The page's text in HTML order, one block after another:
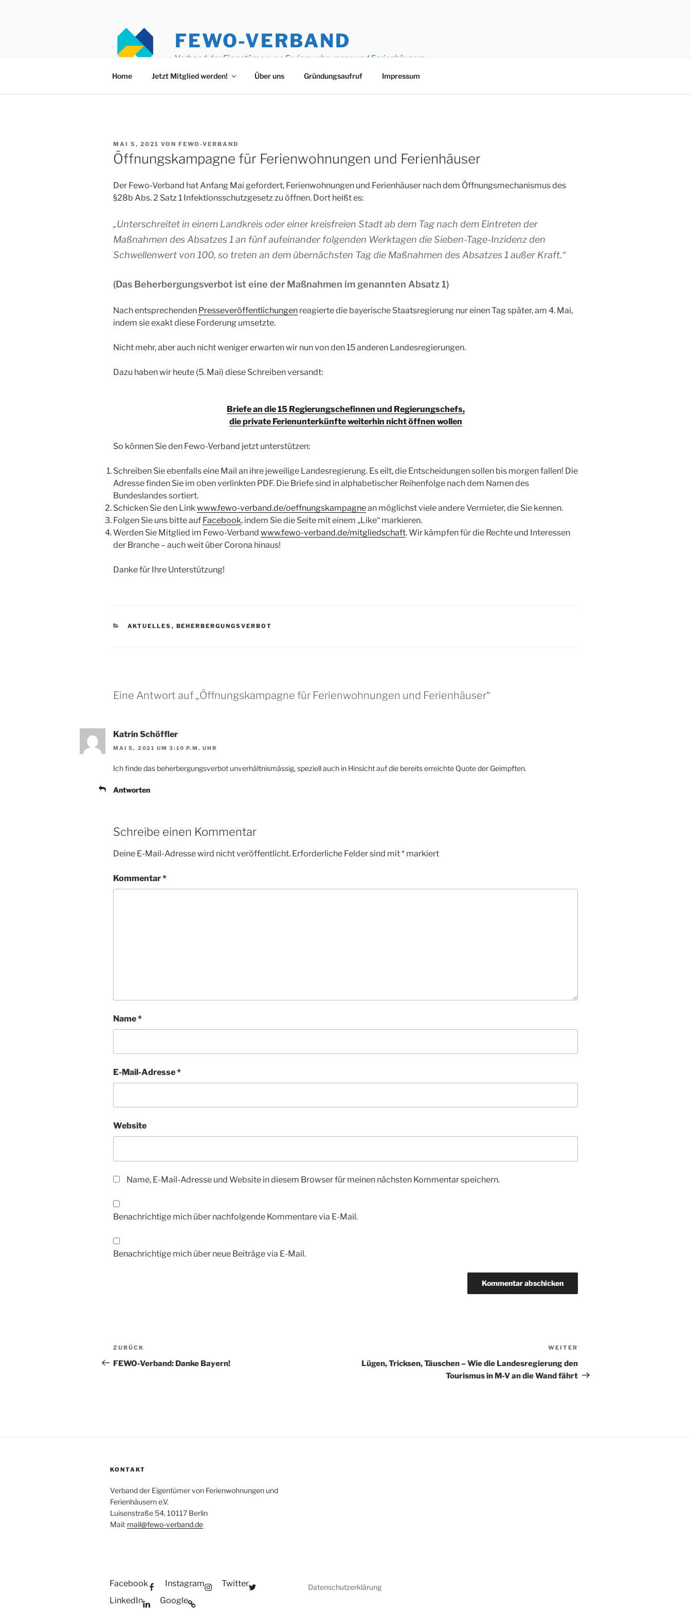
FEWO-VERBAND
Verband der Eigentümer von Ferienwohnungen und Ferienhäusern
Home Jetzt Mitglied werden! Über uns Gründungsaufruf Impressum
VERÖFFENTLICHT
AM
MAI 5, 2021 VON FEWO-VERBAND
Öffnungskampagne für Ferienwohnungen und Ferienhäuser
Der Fewo-Verband hat Anfang Mai gefordert, Ferienwohnungen und Ferienhäuser nach dem Öffnungsmechanismus des
§28b Abs. 2 Satz 1 Infektionsschutzgesetz zu öffnen. Dort heißt es:
„Unterschreitet in einem Landkreis oder einer kreisfreien Stadt ab dem Tag nach dem Eintreten der
Maßnahmen des Absatzes 1 an fünf aufeinander folgenden Werktagen die Sieben-Tage-Inzidenz den
Schwellenwert von 100, so treten an dem übernächsten Tag die Maßnahmen des Absatzes 1 außer Kraft.“
(Das Beherbergungsverbot ist eine der Maßnahmen im genannten Absatz 1)
Nach entsprechenden Presseveröffentlichungen reagierte die bayerische Staatsregierung nur einen Tag später, am 4. Mai,
indem sie exakt diese Forderung umsetzte.
Nicht mehr, aber auch nicht weniger erwarten wir nun von den 15 anderen Landesregierungen.
Dazu haben wir heute (5. Mai) diese Schreiben versandt:
Briefe an die 15 Regierungschefinnen und Regierungschefs,
die private Ferienunterkünfte weiterhin nicht öffnen wollen
So können Sie den Fewo-Verband jetzt unterstützen:
Schreiben Sie ebenfalls eine Mail an ihre jeweilige Landesregierung. Es eilt, die Entscheidungen sollen bis morgen fallen! Die
Adresse finden Sie im oben verlinkten PDF. Die Briefe sind in alphabetischer Reihenfolge nach dem Namen des
Bundeslandes sortiert.
Schicken Sie den Linkwww.fewo-verband.de/oeffnungskampagnean möglichst viele andere Vermieter, die Sie kennen.
Folgen Sie uns bitte auf Facebook, indem Sie die Seite mit einem „Like“ markieren.
Werden Sie Mitglied im Fewo-Verband www.fewo-verband.de/mitgliedschaft. Wir kämpfen für die Rechte und Interessen
der Branche – auch weit über Corona hinaus!
Danke für Ihre Unterstützung!
KATEGORIEN
AKTUELLES , BEHERBERGUNGSVERBOT
Eine Antwort auf „Öffnungskampagne für Ferienwohnungen und Ferienhäuser“
Katrin Schöffler
MAI 5, 2021 UM 3:10 P.M. UHR
Ich finde das beherbergungsverbot unverhältnismässig, speziell auch in Hinsicht auf die bereits erreichte Quote der Geimpften.
Antworten
Schreibe einen Kommentar
Deine E-Mail-Adresse wird nicht veröffentlicht. Erforderliche Felder sind mit* markiert
Kommentar*
Name*
E-Mail-Adresse*
Website
Name, E-Mail-Adresse und Website in diesem Browser für meinen nächsten Kommentar speichern.
Benachrichtige mich über nachfolgende Kommentare via E-Mail.
Benachrichtige mich über neue Beiträge via E-Mail.
Beitragsnavigation
Vorheriger
Beitrag
ZURÜCK
FEWO-Verband: Danke Bayern!
Beitrag
WEITER
Lügen, Tricksen, Täuschen – Wie die Landesregierung den
Tourismus in M-V an die Wand fährt
KONTAKT
Verband der Eigentümer von Ferienwohnungen und
Ferienhäusern e.V.
Luisenstraße 54, 10117 Berlin
Mail: mail@fewo-verband.de
Facebook Instagram
Twitter
LinkedIn
Google
Datenschutzerklärung